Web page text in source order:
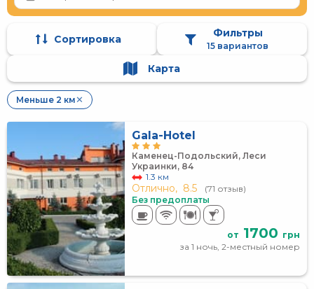
Сортировка Фильтры
15 вариантов
Карта
Меньше 2 км ✕
Gala-Hotel
Каменец-Подольский, Леси
Украинки, 84
1.3 км
Отлично, 8.5
(71 отзыв)
Без предоплаты
от 1700 грн
за 1 ночь, 2-местный номер